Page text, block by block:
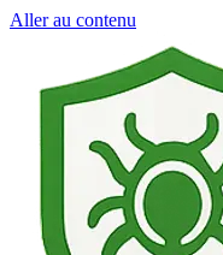
Aller au contenu